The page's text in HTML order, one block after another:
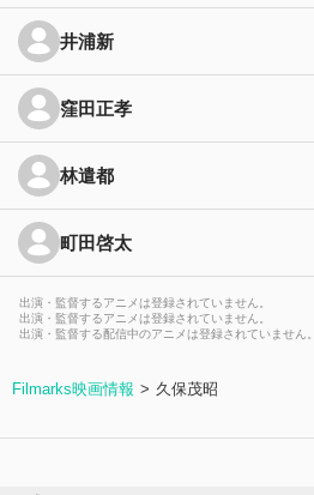
井浦新
窪田正孝
林遣都
町田啓太
出演・監督するアニメは登録されていません。
出演・監督するアニメは登録されていません。
出演・監督する配信中のアニメは登録されていません。
Filmarks映画情報 久保茂昭